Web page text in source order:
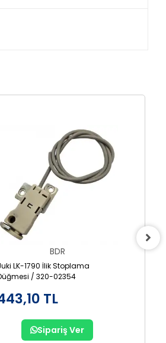
BDR
LK-1790 İlik Stoplama
/ 320-02354
TL
Sipariş Ver